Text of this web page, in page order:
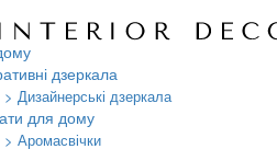
дзеркала
> Дизайнерські дзеркала
для дому
> Аромасвічки